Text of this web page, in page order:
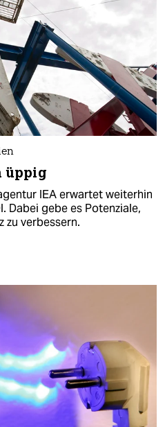
üppig
IEA erwartet weiterhin
Dabei gebe es Potenziale,
zu verbessern.